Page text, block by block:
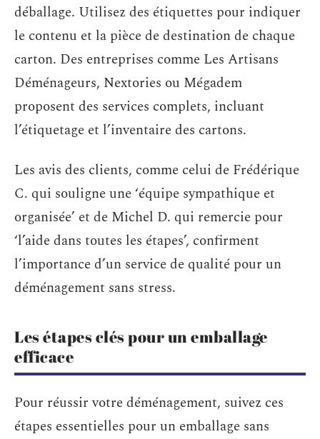
déballage. Utilisez des étiquettes pour indiquer
le contenu et la pièce de destination de chaque
carton. Des entreprises comme Les Artisans
Déménageurs, Nextories ou Mégadem
proposent des services complets, incluant
l’étiquetage et l’inventaire des cartons.
Les avis des clients, comme celui de Frédérique
C. qui souligne une ‘équipe sympathique et
organisée’ et de Michel D. qui remercie pour
‘l’aide dans toutes les étapes’, confirment
l’importance d’un service de qualité pour un
déménagement sans stress.
Les étapes clés pour un emballage
efficace
Pour réussir votre déménagement, suivez ces
étapes essentielles pour un emballage sans